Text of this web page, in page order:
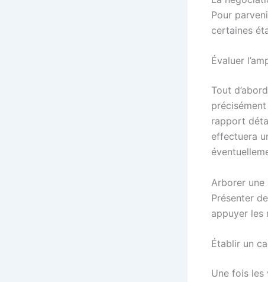
Pour
certaines
Évaluer
Tout
rapport
effectuera
Arborer
Présenter
appuyer les
Établir un
Une fois les